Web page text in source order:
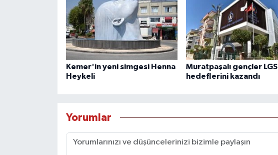
Kemer'in yeni simgesi Henna
Heykeli
Muratpaşalı gençler LGS
hedeflerini kazandı
Yorumlar